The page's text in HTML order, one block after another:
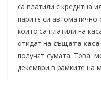
са платили с кредитна
парите си автоматично
които са платили на
отидат на същата каса
получат сумата. Това
декември в рамките на